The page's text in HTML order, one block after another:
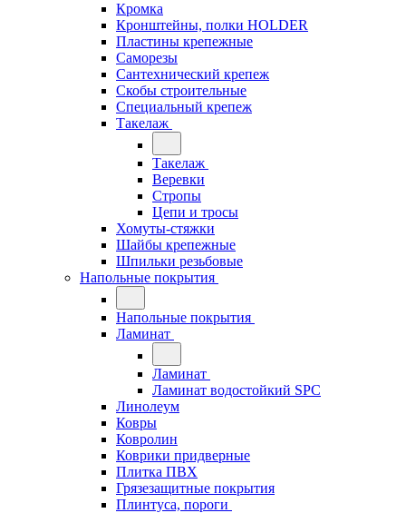
Кромка
Кронштейны, полки НОLDER
Пластины крепежные
Саморезы
Сантехнический крепеж
Скобы строительные
Специальный крепеж
Такелаж
Такелаж
Веревки
Стропы
Цепи и тросы
Хомуты-стяжки
Шайбы крепежные
Шпильки резьбовые
Напольные покрытия
Напольные покрытия
Ламинат
Ламинат
Ламинат водостойкий SPC
Линолеум
Ковры
Ковролин
Коврики придверные
Плитка ПВХ
Грязезащитные покрытия
Плинтуса, пороги